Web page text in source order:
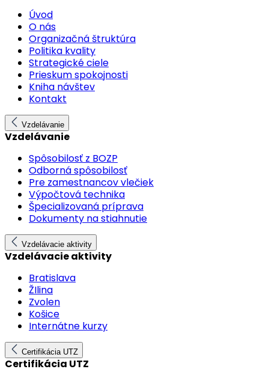
Úvod
O nás
Organizačná štruktúra
Politika kvality
Strategické ciele
Prieskum spokojnosti
Kniha návštev
Kontakt
Vzdelávanie
Vzdelávanie
Spôsobilosť z BOZP
Odborná spôsobilosť
Pre zamestnancov vlečiek
Výpočtová technika
Špecializovaná príprava
Dokumenty na stiahnutie
Vzdelávacie aktivity
Vzdelávacie aktivity
Bratislava
ŽIlina
Zvolen
Košice
Internátne kurzy
Certifikácia UTZ
Certifikácia UTZ